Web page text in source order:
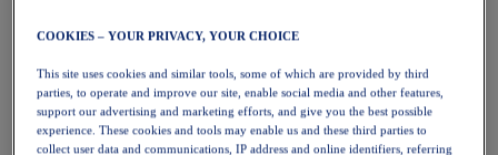
Handbal
Netbal
SportStyle
Bovenkleding
Sport-bh's
Tanktops
COOKIES – YOUR PRIVACY, YOUR CHOICE
This site uses cookies and similar tools, some of which are provided by third
parties, to operate and improve our site, enable social media and other features,
support our advertising and marketing efforts, and give you the best possible
experience. These cookies and tools may enable us and these third parties to
collect user data and communications, IP address and online identifiers, referring